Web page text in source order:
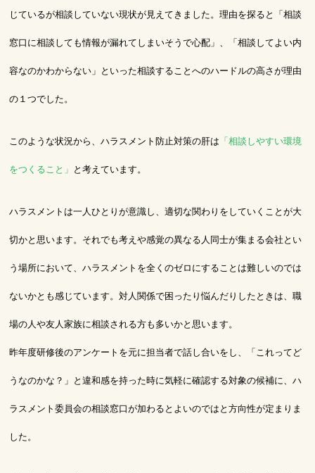
じているが相談していない現状が見えてきました。理由を探ると「相談
窓口に相談しても情報が漏れてしまいそうで心配」、「相談してよい内
容なのかわからない」といった相談することへのハードルの高さが理由
の１つでした。
このような状況から、ハラスメント防止対策の肝は 「相談しやすい環境
をつくること」 と考えています。
ハラスメントは一人ひとりが意識し、適切な関わりをしていくことが大
切かと思います。それでも考えや感覚の異なる人同士が集まる会社とい
う場所において、ハラスメントを全くのゼロにすることは難しいのでは
ないかとも感じています。対人関係で困ったり悩んだりしたときは、職
場の人や友人家族に相談される方も多いかと思います。
昨年度研修後のアンケートを元に担当者で話し合いをし、「これってど
うなのかな？」と違和感を持った時に気軽に確認する対象の候補に、ハ
ラスメント委員会の相談窓口が加わるとよいのではと方向性が定まりま
した。